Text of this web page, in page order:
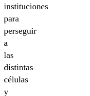
instituciones
para
perseguir
a
las
distintas
células
y